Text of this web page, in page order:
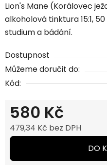
Lion's Mane (Korálovec
alkoholová tinktura 15:1,
studium a bádání.
Dostupnost
Můžeme doručit do:
Kód:
580 Kč
479,34 Kč bez DPH
Měrná cena:
DO